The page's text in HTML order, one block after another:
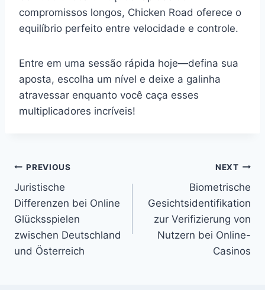
compromissos longos, Chicken Road oferece o
equilíbrio perfeito entre velocidade e controle.
Entre em uma sessão rápida hoje—defina sua
aposta, escolha um nível e deixe a galinha
atravessar enquanto você caça esses
multiplicadores incríveis!
PREVIOUS
Juristische
Differenzen bei Online
Glücksspielen
zwischen Deutschland
und Österreich
NEXT
Biometrische
Gesichtsidentifikation
zur Verifizierung von
Nutzern bei Online-
Casinos